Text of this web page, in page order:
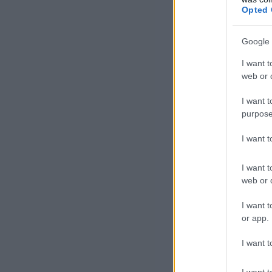
Opted
Google
I want
web or
I want
I want
I want
web or
I want
or app.
I want
Az
A